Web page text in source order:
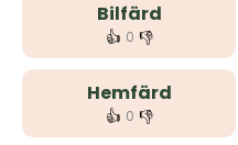
Bilfärd
👍 0 👎
Hemfärd
👍 0 👎